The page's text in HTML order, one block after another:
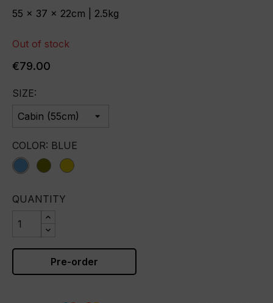
55 x 37 x 22cm | 2.5kg
Out of stock
€79.00
SIZE:
COLOR: BLUE
blue
olive yellow
QUANTITY
Pre-order